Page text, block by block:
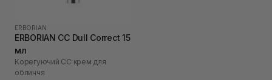
ERBORIAN
ERBORIAN CC Dull Correct 15
мл
Корегуючий СС крем для
обличчя